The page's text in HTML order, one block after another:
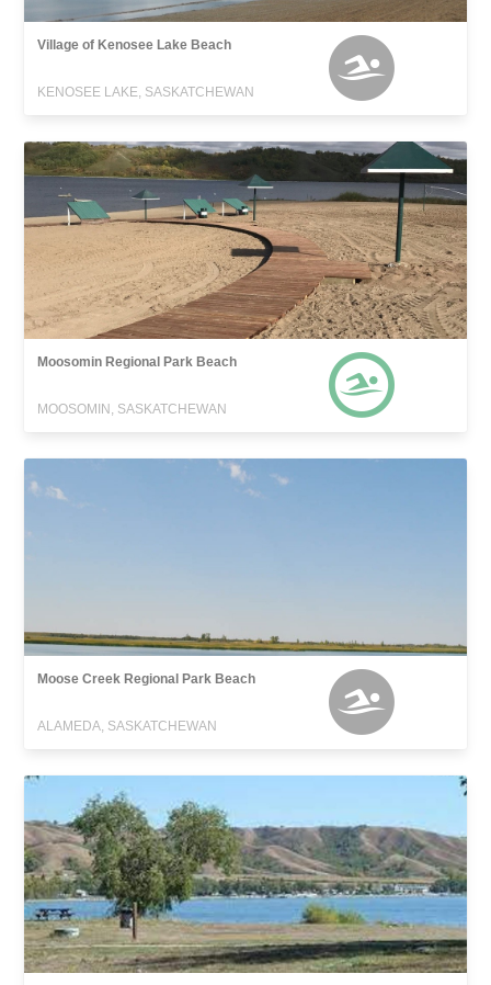
Village of Kenosee Lake Beach
KENOSEE LAKE, SASKATCHEWAN
Moosomin Regional Park Beach
MOOSOMIN, SASKATCHEWAN
Moose Creek Regional Park Beach
ALAMEDA, SASKATCHEWAN